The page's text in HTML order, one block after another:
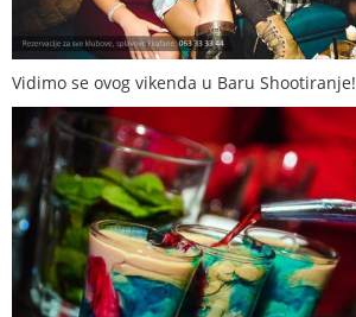
Vidimo se ovog vikenda u Baru Shootiranje!